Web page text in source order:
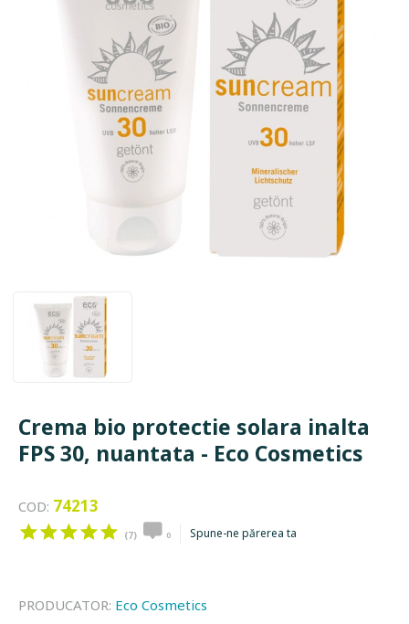
Crema bio protectie solara inalta
FPS 30, nuantata - Eco Cosmetics
COD: 74213
(7) 0 Spune-ne părerea ta
PRODUCATOR: Eco Cosmetics